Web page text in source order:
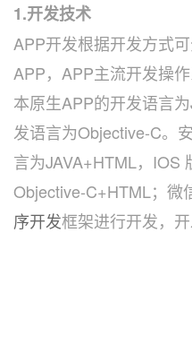
1.开发技术
APP开发根据开发方式
APP，APP主流开发操
本原生APP的开发语言
发语言为Objective-C。
言为JAVA+HTML，IOS
Objective-C+HTML；微
序开发框架进行开发，开